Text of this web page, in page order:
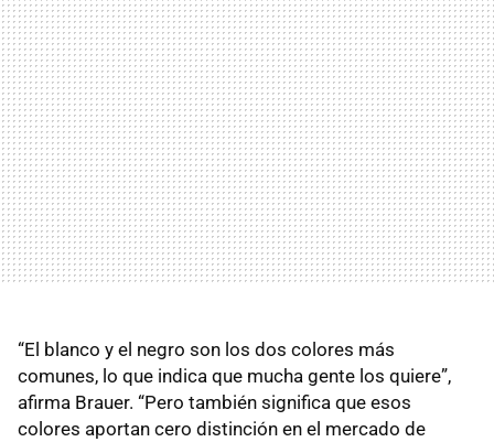
“El blanco y el negro son los dos colores más
comunes, lo que indica que mucha gente los quiere”,
afirma Brauer. “Pero también significa que esos
colores aportan cero distinción en el mercado de